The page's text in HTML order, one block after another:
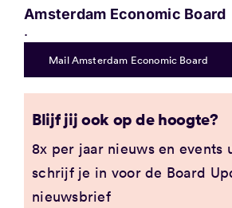
Amsterdam Economic Board
.
Mail Amsterdam Economic Board
Blijf jij ook op de hoogte?
8x per jaar nieuws en events
schrijf je in voor de Board
nieuwsbrief